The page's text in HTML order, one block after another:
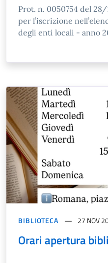
Prot. n. 0050754 del
per l’iscrizione
degli enti locali - anno
BIBLIOTECA 27 NOV
Orari apertura